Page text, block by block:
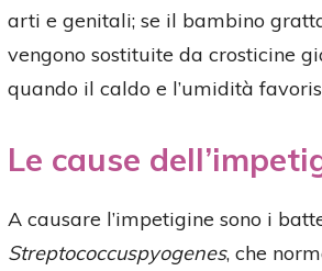
arti e genitali; se il bambino
vengono sostituite da crosticine
quando il caldo e l’umidità
Le cause
A causare l’impetigine sono i
Streptococcuspyogenes, che